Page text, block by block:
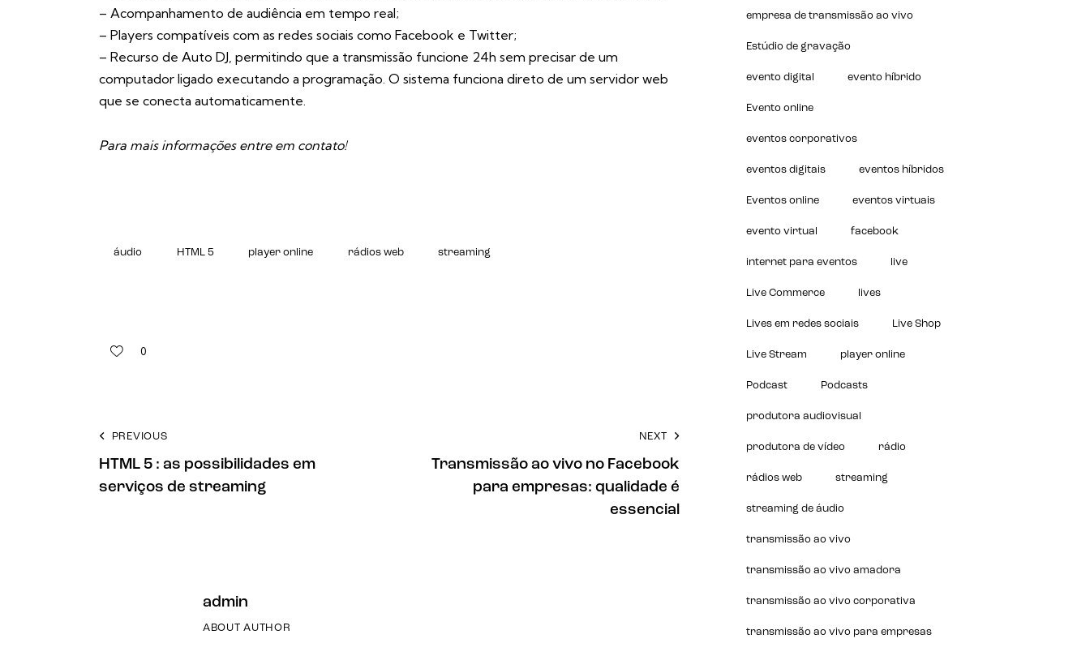
– Acompanhamento de audiência em tempo real;
– Players compatíveis com as redes sociais como Facebook e Twitter;
– Recurso de Auto DJ, permitindo que a transmissão funcione 24h sem precisar de um
computador ligado executando a programação. O sistema funciona direto de um servidor web
que se conecta automaticamente.
Para mais informações entre em contato!
áudio HTML 5 player online rádios web streaming
0
PREVIOUS
HTML 5 : as possibilidades em
serviços de streaming
NEXT
Transmissão ao vivo no Facebook
para empresas: qualidade é
essencial
admin
ABOUT AUTHOR
empresa de transmissão ao vivo
Estúdio de gravação
evento digital evento híbrido
Evento online
eventos corporativos
eventos digitais eventos híbridos
Eventos online eventos virtuais
evento virtual facebook
internet para eventos live
Live Commerce lives
Lives em redes sociais Live Shop
Live Stream player online
Podcast Podcasts
produtora audiovisual
produtora de vídeo rádio
rádios web streaming
streaming de áudio
transmissão ao vivo
transmissão ao vivo amadora
transmissão ao vivo corporativa
transmissão ao vivo para empresas